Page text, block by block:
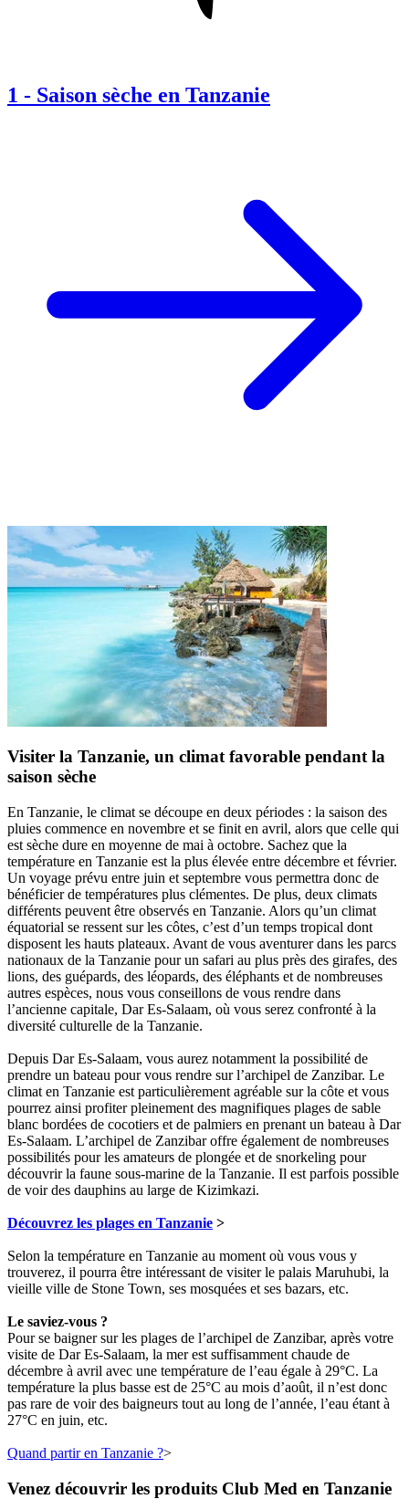
1 - Saison sèche en Tanzanie
Visiter la Tanzanie, un climat favorable pendant la
saison sèche
En Tanzanie, le climat se découpe en deux périodes : la saison des
pluies commence en novembre et se finit en avril, alors que celle qui
est sèche dure en moyenne de mai à octobre. Sachez que la
température en Tanzanie est la plus élevée entre décembre et février.
Un voyage prévu entre juin et septembre vous permettra donc de
bénéficier de températures plus clémentes. De plus, deux climats
différents peuvent être observés en Tanzanie. Alors qu’un climat
équatorial se ressent sur les côtes, c’est d’un temps tropical dont
disposent les hauts plateaux. Avant de vous aventurer dans les parcs
nationaux de la Tanzanie pour un safari au plus près des girafes, des
lions, des guépards, des léopards, des éléphants et de nombreuses
autres espèces, nous vous conseillons de vous rendre dans
l’ancienne capitale, Dar Es-Salaam, où vous serez confronté à la
diversité culturelle de la Tanzanie.
Depuis Dar Es-Salaam, vous aurez notamment la possibilité de
prendre un bateau pour vous rendre sur l’archipel de Zanzibar. Le
climat en Tanzanie est particulièrement agréable sur la côte et vous
pourrez ainsi profiter pleinement des magnifiques plages de sable
blanc bordées de cocotiers et de palmiers en prenant un bateau à Dar
Es-Salaam. L’archipel de Zanzibar offre également de nombreuses
possibilités pour les amateurs de plongée et de snorkeling pour
découvrir la faune sous-marine de la Tanzanie. Il est parfois possible
de voir des dauphins au large de Kizimkazi.
Découvrez les plages en Tanzanie >
Selon la température en Tanzanie au moment où vous vous y
trouverez, il pourra être intéressant de visiter le palais Maruhubi, la
vieille ville de Stone Town, ses mosquées et ses bazars, etc.
Le saviez-vous ?
Pour se baigner sur les plages de l’archipel de Zanzibar, après votre
visite de Dar Es-Salaam, la mer est suffisamment chaude de
décembre à avril avec une température de l’eau égale à 29°C. La
température la plus basse est de 25°C au mois d’août, il n’est donc
pas rare de voir des baigneurs tout au long de l’année, l’eau étant à
27°C en juin, etc.
Quand partir en Tanzanie ?>
Venez découvrir les produits Club Med en Tanzanie